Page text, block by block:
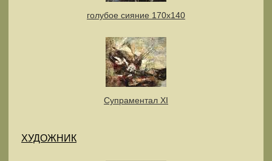
голубое сияние 170х140
Супраментал XI
ХУДОЖНИК